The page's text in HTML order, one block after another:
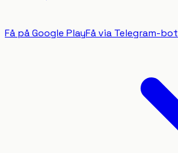
Få på Google PlayFå via Telegram-bot